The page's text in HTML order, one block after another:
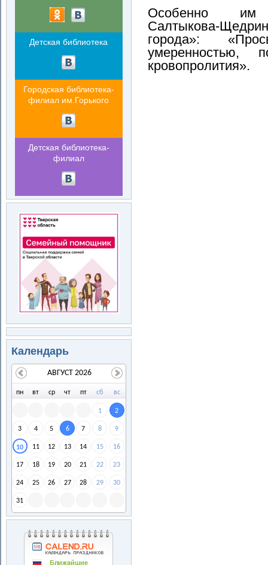
Детская библиотека
Городская библиотека-
филиал им.Горького
Детская библиотека-
филиал
Календарь
пн вт ср чт пт сб вс
1 2
3 4 5 6 7 8 9
10 11 12 13 14 15 16
17 18 19 20 21 22 23
24 25 26 27 28 29 30
31
АВГУСТ 2026
Особенно им
города»:
умеренностью,
кровопролития».